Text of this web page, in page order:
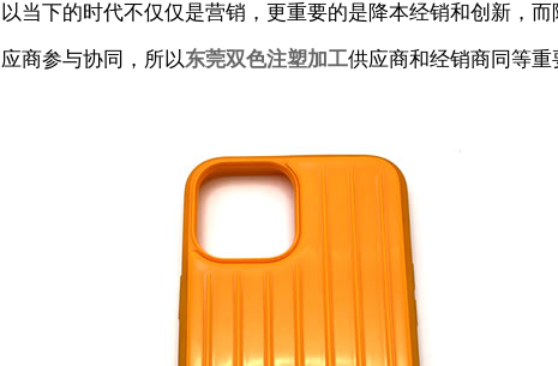
以当下的时代不仅仅是营销，更重要的是降本经销和创新，
应商参与协同，所以东莞双色注塑加工供应商和经销商同等重